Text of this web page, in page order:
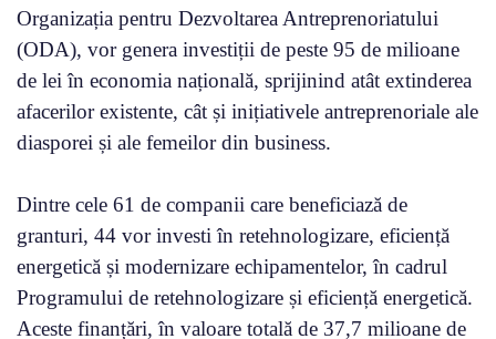
Organizația pentru Dezvoltarea Antreprenoriatului
(ODA), vor genera investiții de peste 95 de milioane
de lei în economia națională, sprijinind atât extinderea
afacerilor existente, cât și inițiativele antreprenoriale ale
diasporei și ale femeilor din business.
Dintre cele 61 de companii care beneficiază de
granturi, 44 vor investi în retehnologizare, eficiență
energetică și modernizare echipamentelor, în cadrul
Programului de retehnologizare și eficiență energetică.
Aceste finanțări, în valoare totală de 37,7 milioane de